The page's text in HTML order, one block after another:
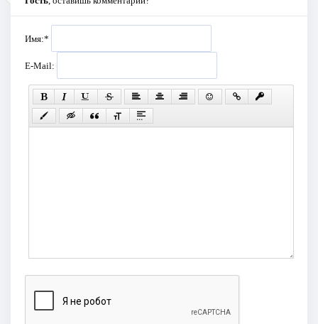
Имя:*
E-Mail: